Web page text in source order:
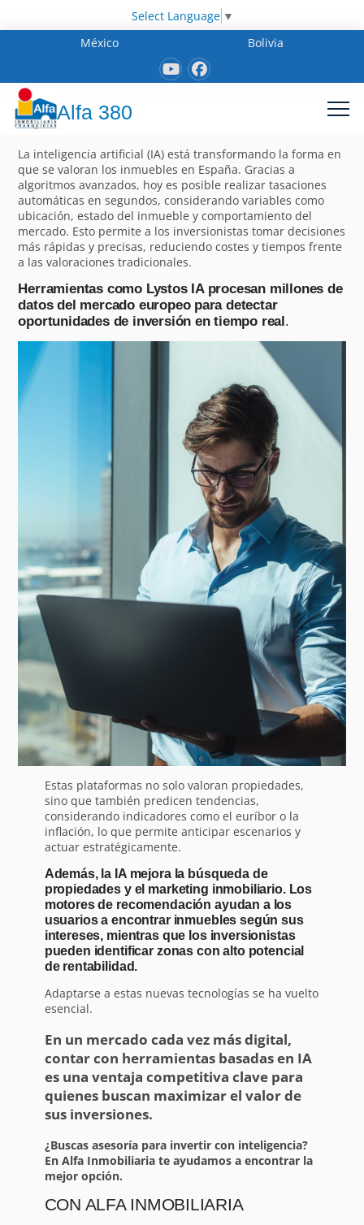
Select Language ▼
México
Bolivia
Alfa 380
La inteligencia artificial (IA) está transformando la forma en
que se valoran los inmuebles en España. Gracias a
algoritmos avanzados, hoy es posible realizar tasaciones
automáticas en segundos, considerando variables como
ubicación, estado del inmueble y comportamiento del
mercado. Esto permite a los inversionistas tomar decisiones
más rápidas y precisas, reduciendo costes y tiempos frente
a las valoraciones tradicionales.
Herramientas como Lystos IA procesan millones de
datos del mercado europeo para detectar
oportunidades de inversión en tiempo real.
Estas plataformas no solo valoran propiedades,
sino que también predicen tendencias,
considerando indicadores como el euríbor o la
inflación, lo que permite anticipar escenarios y
actuar estratégicamente.
Además, la IA mejora la búsqueda de
propiedades y el marketing inmobiliario. Los
motores de recomendación ayudan a los
usuarios a encontrar inmuebles según sus
intereses, mientras que los inversionistas
pueden identificar zonas con alto potencial
de rentabilidad.
Adaptarse a estas nuevas tecnologías se ha vuelto
esencial.
En un mercado cada vez más digital,
contar con herramientas basadas en IA
es una ventaja competitiva clave para
quienes buscan maximizar el valor de
sus inversiones.
¿Buscas asesoría para invertir con inteligencia?
En Alfa Inmobiliaria te ayudamos a encontrar la
mejor opción.
CON ALFA INMOBILIARIA